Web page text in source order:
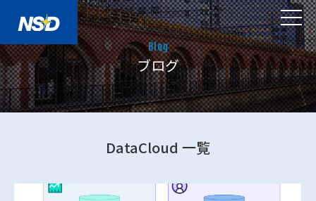
Blog
ブログ
DataCloud 一覧